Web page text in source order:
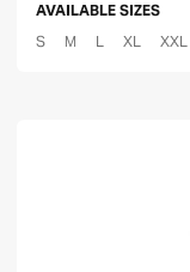
AVAILABLE SIZES
S
M L XL XXL